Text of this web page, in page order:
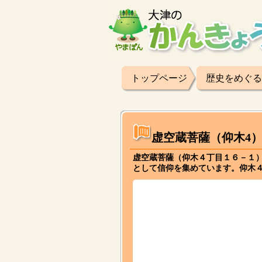
トップページ 歴史をめぐ
虚空蔵菩薩（仰木4）
虚空蔵菩薩（仰木４丁目１６－１
として信仰を集めています。仰木